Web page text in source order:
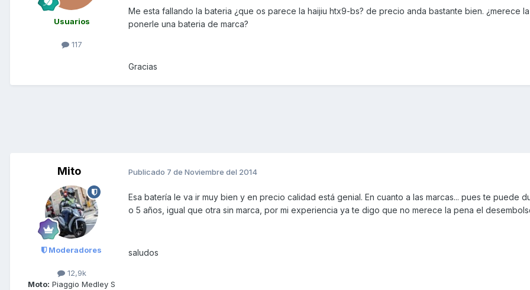
Usuarios
117
Me esta fallando la bateria ¿que os parece la haijiu htx9-bs? de precio anda bastante bien. ¿merece
ponerle una bateria de marca?
Gracias
Mito
Moderadores
12,9k
Moto: Piaggio Medley S
Publicado 7 de Noviembre del 2014
Esa batería le va ir muy bien y en precio calidad está genial. En cuanto a las marcas... pues te puede
o 5 años, igual que otra sin marca, por mi experiencia ya te digo que no merece la pena el
saludos